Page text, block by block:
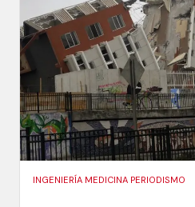
INGENIERÍA MEDICINA PERIODISMO